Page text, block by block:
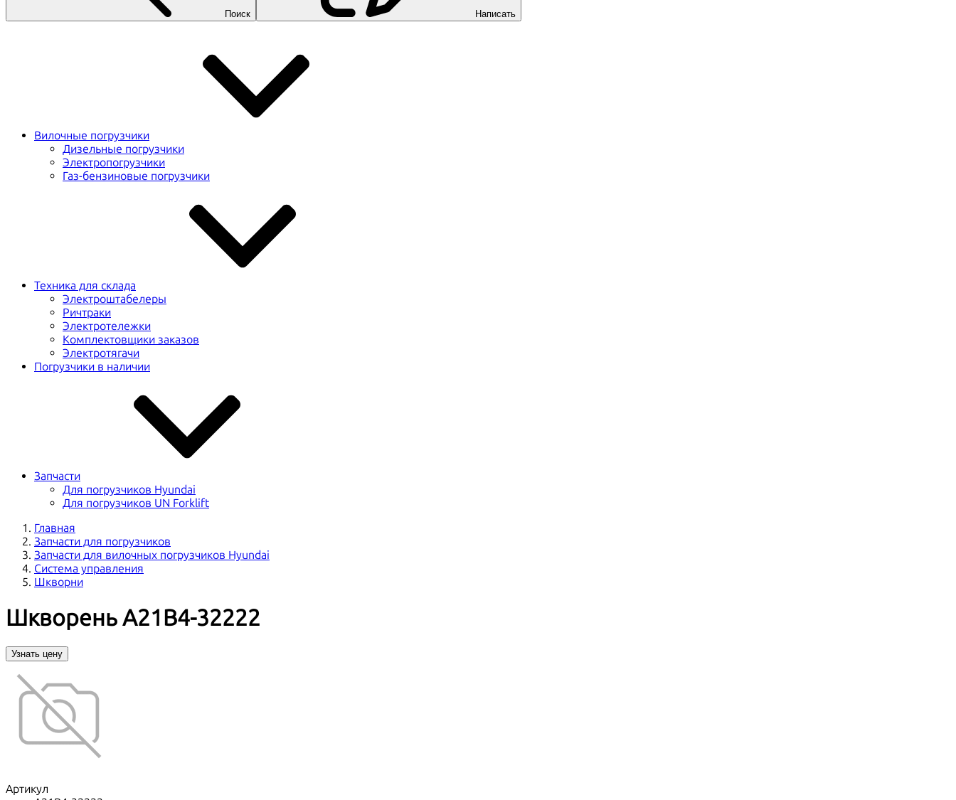
Поиск Написать
Вилочные погрузчики
Дизельные погрузчики
Электропогрузчики
Газ-бензиновые погрузчики
Техника для склада
Электроштабелеры
Ричтраки
Электротележки
Комплектовщики заказов
Электротягачи
Погрузчики в наличии
Запчасти
Для погрузчиков Hyundai
Для погрузчиков UN Forklift
Главная
Запчасти для погрузчиков
Запчасти для вилочных погрузчиков Hyundai
Система управления
Шкворни
Шкворень A21B4-32222
Узнать цену
Артикул